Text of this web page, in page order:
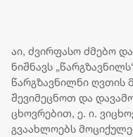
აი, ძვირფასო ძმებო
ნიშნავს
წარგზავნილნი ღვთის
შევიმეცნოთ და
ცხოვრებით, ე. ი.
გვაახლოებს